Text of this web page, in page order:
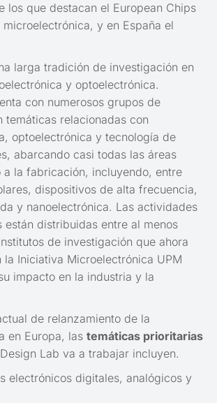
los que destacan el European Chips
y en España el
larga tradición de investigación en
y optoelectrónica.
con numerosos grupos de
temáticas relacionadas con
optoelectrónica y tecnología de
abarcando casi todas las áreas
a la fabricación, incluyendo, entre
dispositivos de alta frecuencia,
y nanoelectrónica. Las actividades
están distribuidas entre al menos
de investigación que ahora
la Iniciativa Microelectrónica UPM
impacto en la industria y la
de relanzamiento de la
en Europa, las temáticas prioritarias
Lab va a trabajar incluyen.
electrónicos digitales, analógicos y